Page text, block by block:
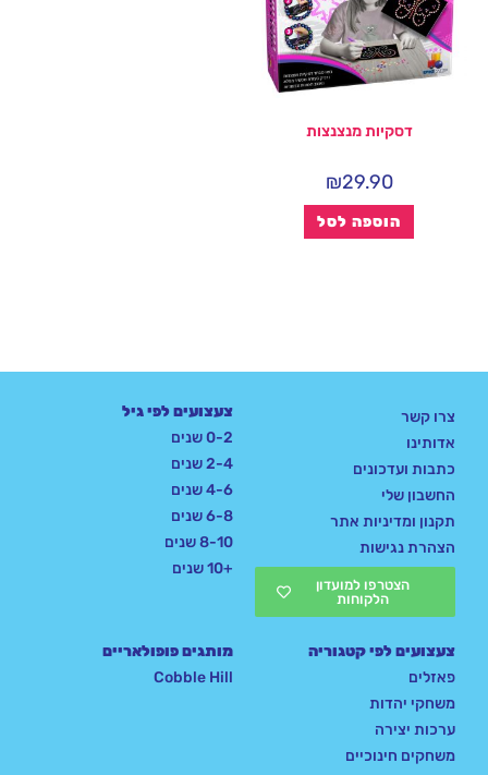
דסקיות מנצנצות
₪29.90
הוספה לסל
צרו קשר
אדותינו
כתבות ועדכונים
החשבון שלי
תקנון ומדיניות אתר
הצהרת נגישות
הצטרפו למועדון
הלקוחות
צעצועים לפי גיל
0-2 שנים
2-4 שנים
4-6 שנים
6-8 שנים
8-10 שנים
+10 שנים
צעצועים לפי קטגוריה
פאזלים
משחקי יהדות
ערכות יצירה
משחקים חינוכיים
מותגים פופולאריים
Cobble Hill